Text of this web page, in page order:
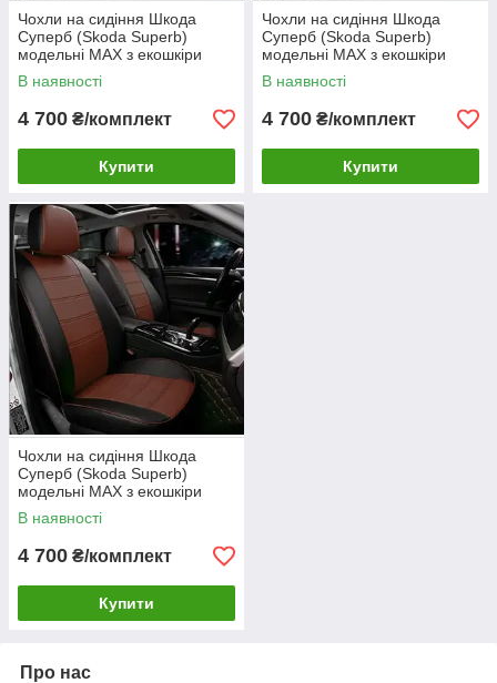
Чохли на сидіння Шкода
Суперб (Skoda Superb)
модельні MAX з екошкіри
Чорно-жовтий
В наявності
4 700 ₴/комплект
Купити
Чохли на сидіння Шкода
Суперб (Skoda Superb)
модельні MAX з екошкіри
Чорно-зелений
В наявності
4 700 ₴/комплект
Купити
Чохли на сидіння Шкода
Суперб (Skoda Superb)
модельні MAX з екошкіри
Чорно-коричневий
В наявності
4 700 ₴/комплект
Купити
Про нас